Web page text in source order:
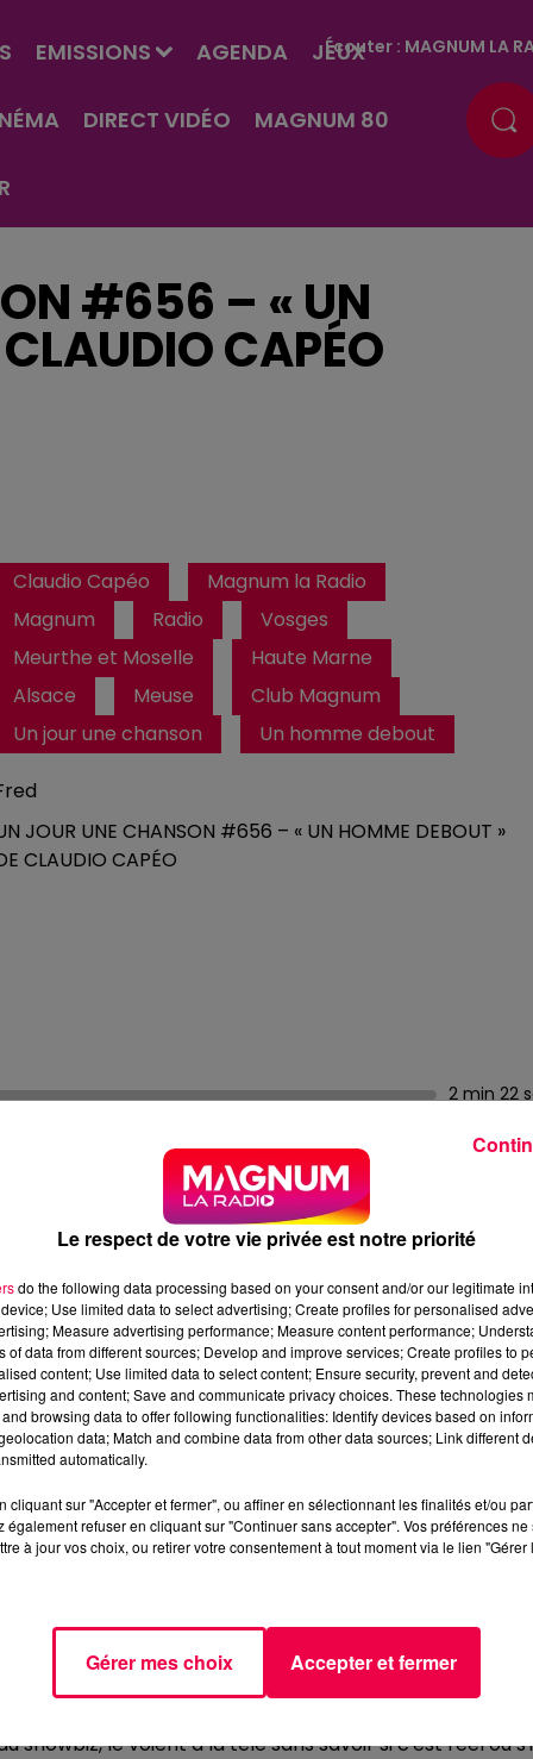
EMISSIONS AGENDA JEUX
DIRECT VIDÉO MAGNUM 80
Écouter : MAGNUM LA
#656 – « UN
CAPÉO
Claudio Capéo
Magnum la Radio
Magnum
Radio
Vosges
Meurthe et Moselle
Haute Marne
Alsace
Meuse
Club Magnum
Un jour une chanson
Un homme debout
JOUR UNE CHANSON #656 – « UN HOMME DEBOUT »
CLAUDIO CAPÉO
2 min 22
» DE CLAUDIO CAPÉO
battles de The Voice, Claudio Ruccolo, dit Capéo –
quand son téléphone sonne. Au bout du fil, le
choc total : "Un Homme Debout" raconte exactement
album "Mister Jack" avec le morceau "Automne
comme si quelqu'un avait lu dans son âme.
violemment avec les paroles : ce sans-abri
dans le froid. Cette valse entraînante sur la misère
précisément ce qui fait sa force.
il accumule aujourd'hui plus de 160 millions de vues. Le
en 2016. Son premier album éponyme explose :
vendus en un an, single de diamant pour "Un
national en quelques mois.
cette notoriété brutale : se retrouver devant dix mille
quelques semaines plus tôt, c'était "un choc". Ses
le voient à la télé sans savoir si c'est réel ou
Le respect de votre vie privée est notre priorité
do the following data processing based on your consent and/or our legitimate
Use limited data to select advertising; Create profiles for personalised
Measure advertising performance; Measure content performance;
of data from different sources; Develop and improve services; Create profiles to
content; Use limited data to select content; Ensure security, prevent and
and content; Save and communicate privacy choices. These technologies
browsing data to offer following functionalities: Identify devices based on
data; Match and combine data from other data sources; Link different
automatically.
cliquant sur "Accepter et fermer", ou affiner en sélectionnant les finalités et/ou
également refuser en cliquant sur "Continuer sans accepter". Vos préférences
à jour vos choix, ou retirer votre consentement à tout moment via le lien
Gérer mes choix Accepter et fermer